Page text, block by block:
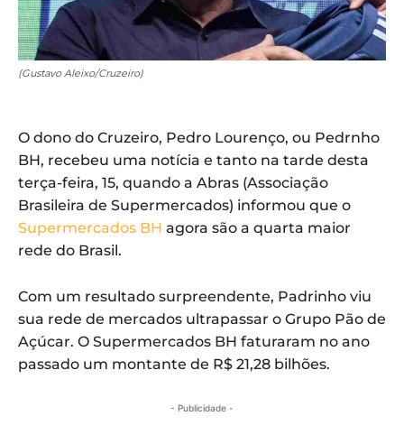
(Gustavo Aleixo/Cruzeiro)
O dono do Cruzeiro, Pedro Lourenço, ou Pedrnho
BH, recebeu uma notícia e tanto na tarde desta
terça-feira, 15, quando a Abras (Associação
Brasileira de Supermercados) informou que o
Supermercados BH agora são a quarta maior
rede do Brasil.
Com um resultado surpreendente, Padrinho viu
sua rede de mercados ultrapassar o Grupo Pão de
Açúcar. O Supermercados BH faturaram no ano
passado um montante de R$ 21,28 bilhões.
- Publicidade -